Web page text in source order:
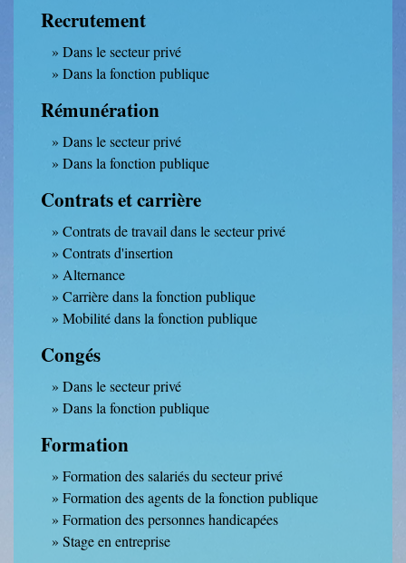
Recrutement
Dans le secteur privé
Dans la fonction publique
Rémunération
Dans le secteur privé
Dans la fonction publique
Contrats et carrière
Contrats de travail dans le secteur privé
Contrats d'insertion
Alternance
Carrière dans la fonction publique
Mobilité dans la fonction publique
Congés
Dans le secteur privé
Dans la fonction publique
Formation
Formation des salariés du secteur privé
Formation des agents de la fonction publique
Formation des personnes handicapées
Stage en entreprise